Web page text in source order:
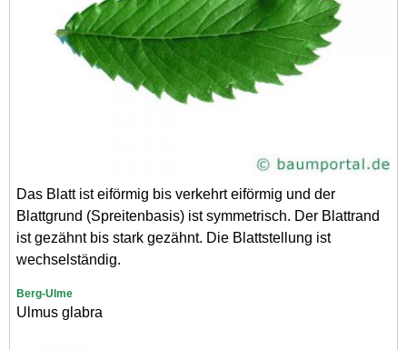
Das Blatt ist eiförmig bis verkehrt eiförmig und der
Blattgrund (Spreitenbasis) ist symmetrisch. Der Blattrand
ist gezähnt bis stark gezähnt. Die Blattstellung ist
wechselständig.
Berg-Ulme
Ulmus glabra